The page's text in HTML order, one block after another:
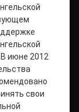
июне 2012
свои